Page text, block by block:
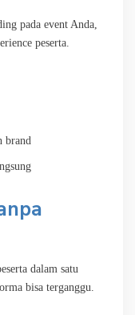
pada event Anda,
peserta.
brand
dalam satu
bisa terganggu.